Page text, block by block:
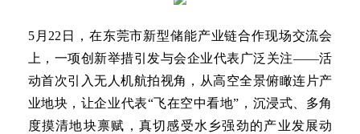
5月22日，在东莞市新型储能产业链合作现场交流会
上，一项创新举措引发与会企业代表广泛关注——活
动首次引入无人机航拍视角，从高空全景俯瞰连片产
业地块，让企业代表“飞在空中看地”，沉浸式、多角
度摸清地块禀赋，真切感受水乡强劲的产业发展动